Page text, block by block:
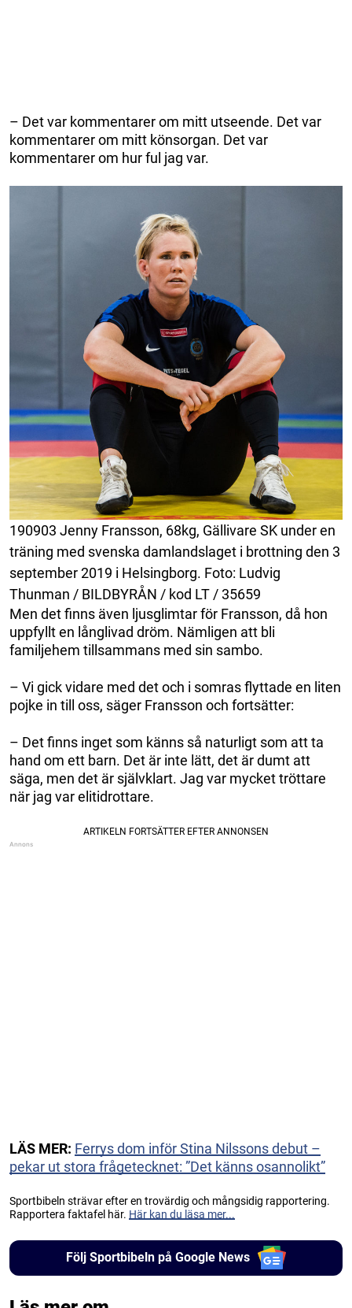
– Det var kommentarer om mitt utseende. Det var
kommentarer om mitt könsorgan. Det var
kommentarer om hur ful jag var.
190903 Jenny Fransson, 68kg, Gällivare SK under en
träning med svenska damlandslaget i brottning den 3
september 2019 i Helsingborg. Foto: Ludvig
Thunman / BILDBYRÅN / kod LT / 35659
Men det finns även ljusglimtar för Fransson, då hon
uppfyllt en långlivad dröm. Nämligen att bli
familjehem tillsammans med sin sambo.
– Vi gick vidare med det och i somras flyttade en liten
pojke in till oss, säger Fransson och fortsätter:
– Det finns inget som känns så naturligt som att ta
hand om ett barn. Det är inte lätt, det är dumt att
säga, men det är självklart. Jag var mycket tröttare
när jag var elitidrottare.
LÄS MER: Ferrys dom inför Stina Nilssons debut –
pekar ut stora frågetecknet: ”Det känns osannolikt”
Sportbibeln strävar efter en trovärdig och mångsidig rapportering.
Rapportera faktafel här. Här kan du läsa mer...
Följ Sportbibeln på Google News